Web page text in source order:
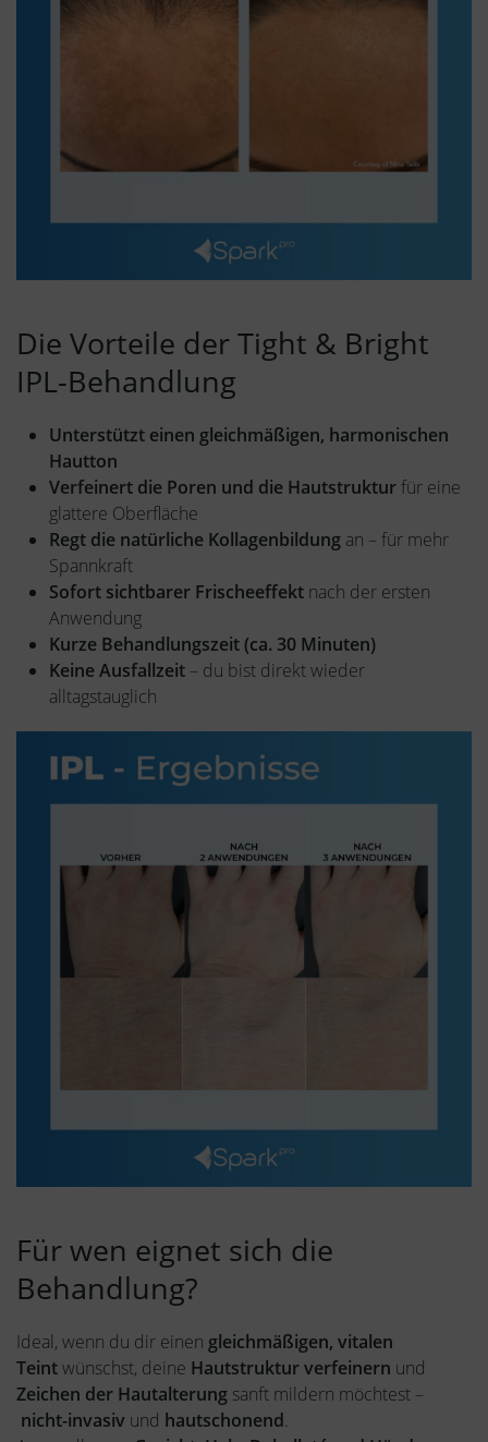
Die Vorteile der Tight & Bright
IPL-Behandlung
Unterstützt einen gleichmäßigen, harmonischen
Hautton
Verfeinert die Poren und die Hautstrukturfür eine
glattere Oberfläche
Regt die natürliche Kollagenbildung an – für mehr
Spannkraft
Sofort sichtbarer Frischeeffekt nach der ersten
Anwendung
Kurze Behandlungszeit (ca. 30 Minuten)
Keine Ausfallzeit – du bist direkt wieder
alltagstauglich
Für wen eignet sich die
Behandlung?
Ideal, wenn du dir einen gleichmäßigen, vitalen
Teintwünschst, deine Hautstruktur verfeinern und
Zeichen der Hautalterung sanft mildern möchtest –
nicht-invasiv und hautschonend.